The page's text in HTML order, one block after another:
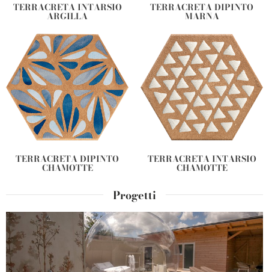
TERRACRETA INTARSIO
ARGILLA
TERRACRETA DIPINTO
MARNA
TERRACRETA DIPINTO
CHAMOTTE
TERRACRETA INTARSIO
CHAMOTTE
Progetti